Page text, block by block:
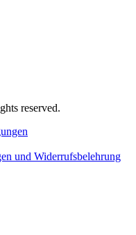
reserved.
und Widerrufsbelehrung